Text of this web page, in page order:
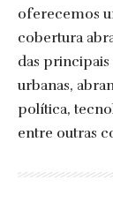
oferecemos
cobertura
das
urbanas,
política,
entre outras